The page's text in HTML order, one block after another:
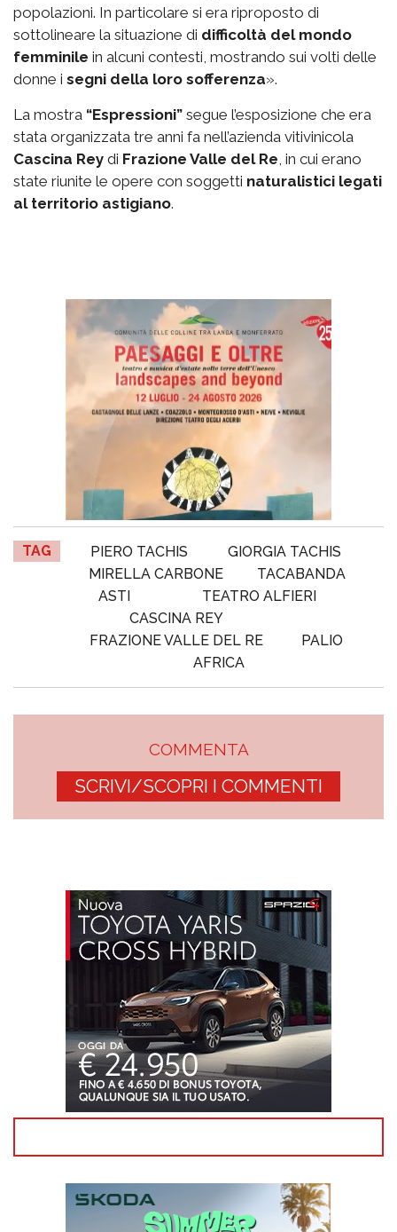
popolazioni. In particolare si era riproposto di
sottolineare la situazione di difficoltà del mondo
femminile in alcuni contesti, mostrando sui volti delle
donne i segni della loro sofferenza».
La mostra “Espressioni” segue l’esposizione che era
stata organizzata tre anni fa nell’azienda vitivinicola
Cascina Rey di Frazione Valle del Re , in cui erano
state riunite le opere con soggetti naturalistici legati
al territorio astigiano.
TAG PIERO TACHIS
GIORGIA TACHIS
MIRELLA CARBONE
TACABANDA
ASTI
TEATRO ALFIERI
CASCINA REY
FRAZIONE VALLE DEL RE
PALIO
AFRICA
COMMENTA
SCRIVI/SCOPRI I COMMENTI